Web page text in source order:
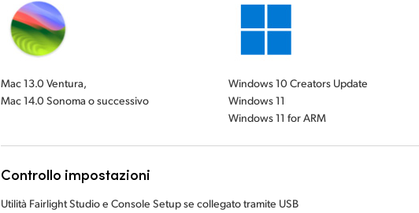
Mac 13.0 Ventura,
Mac 14.0 Sonoma o successivo
Windows 10 Creators Update
Windows 11
Windows 11 for ARM
Controllo impostazioni
Utilità Fairlight Studio e Console Setup se collegato tramite USB